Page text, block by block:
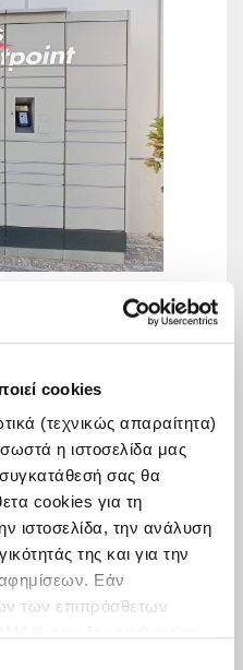
cookies
(τεχνικώς απαραίτητα)
η ιστοσελίδα μας
σας θα
cookies για τη
ιστοσελίδα, την ανάλυση
της και για την
Εάν
των επιπρόσθετων